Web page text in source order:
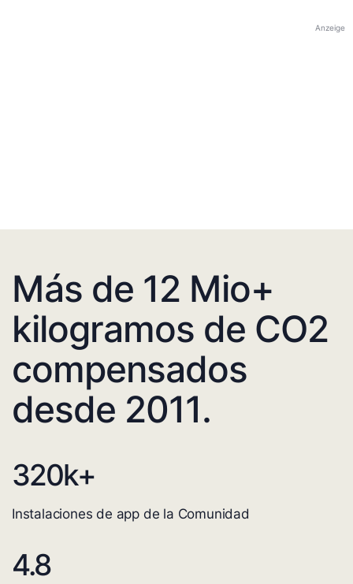
Anzeige
Más de 12 Mio+
kilogramos de CO2
compensados
desde 2011.
320k+
Instalaciones de app de la Comunidad
4.8